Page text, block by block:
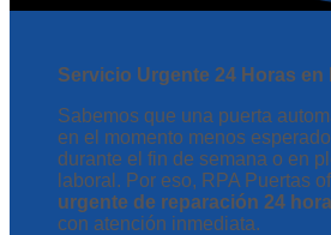
Servicio Urgente 24 Horas en
Sabemos que una puerta
en el momento menos
durante el fin de semana o en
laboral. Por eso, RPA Puertas
urgente de reparación 24
con atención inmediata.